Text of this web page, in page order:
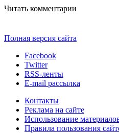
Читать комментарии
Полная версия сайта
Facebook
Twitter
RSS-ленты
E-mail рассылка
Контакты
Реклама на сайте
Использование
Правила пользования